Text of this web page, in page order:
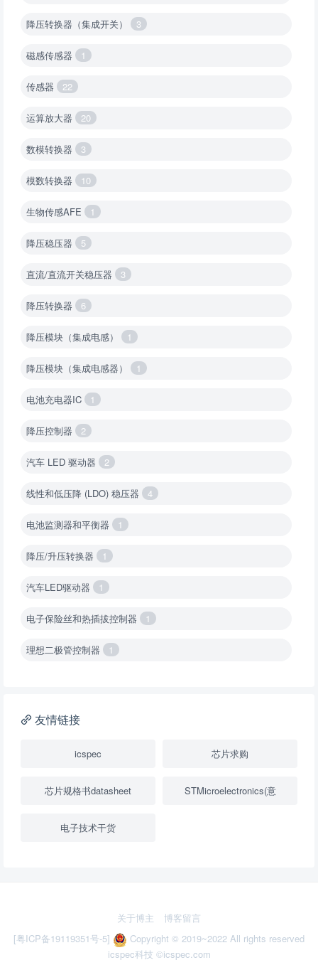
降压转换器（集成开关） 3
磁感传感器 1
传感器 22
运算放大器 20
数模转换器 3
模数转换器 10
生物传感AFE 1
降压稳压器 5
直流/直流开关稳压器 3
降压转换器 6
降压模块（集成电感） 1
降压模块（集成电感器） 1
电池充电器IC 1
降压控制器 2
汽车 LED 驱动器 2
线性和低压降 (LDO) 稳压器 4
电池监测器和平衡器 1
降压/升压转换器 1
汽车LED驱动器 1
电子保险丝和热插拔控制器 1
理想二极管控制器 1
降压转换器（继承开关）
USB隔离器 1
2
友情链接
icspec 芯片求购
芯片规格书datasheet STMicroelectronics(意
电子技术干货
关于博主
博客留言
[粤ICP备19119351号-5]
Copyright © 2019~2022 All rights reserved
icspec科技 ©icspec.com